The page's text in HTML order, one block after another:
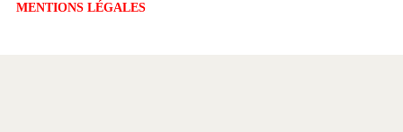
MENTIONS LÉGALES